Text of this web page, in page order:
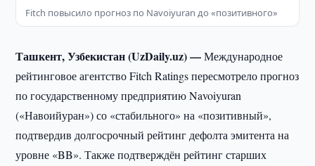
Fitch повысило прогноз по Navoiyuran до «позитивного»
Ташкент, Узбекистан (UzDaily.uz) —Международное
рейтинговое агентство Fitch Ratings пересмотрело прогноз
по государственному предприятию Navoiyuran
(«Навоийуран») со «стабильного» на «позитивный»,
подтвердив долгосрочный рейтинг дефолта эмитента на
уровне «BB». Также подтверждён рейтинг старших